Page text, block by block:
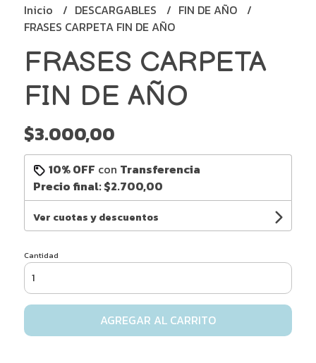
Inicio DESCARGABLES
FIN DE AÑO
FRASES CARPETA FIN DE AÑO
FRASES CARPETA
FIN DE AÑO
$3.000,00
10% OFF con Transferencia
Precio final:$2.700,00
Ver cuotas y descuentos
Cantidad
AGREGAR AL CARRITO